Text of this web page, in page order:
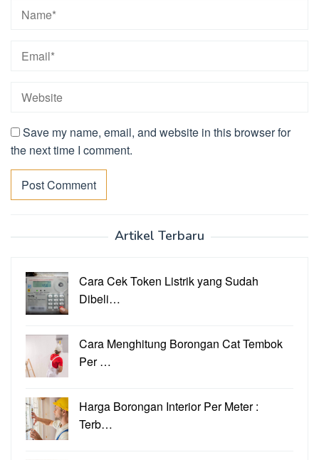
Save my name, email, and website in this browser for
the next time I comment.
Artikel Terbaru
Cara Cek Token Listrik yang Sudah
Dibeli…
Cara Menghitung Borongan Cat Tembok
Per …
Harga Borongan Interior Per Meter :
Terb…